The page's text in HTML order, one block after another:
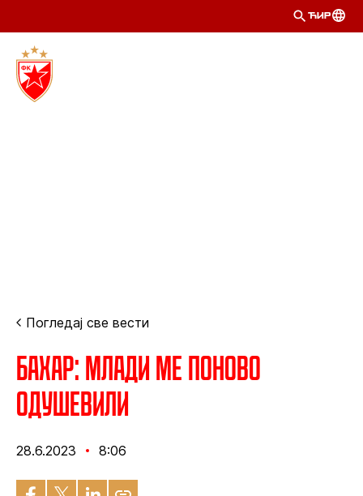
ЋИР
Погледај све вести
Бахар: Млади ме поново
одушевили
28.6.2023 8:06